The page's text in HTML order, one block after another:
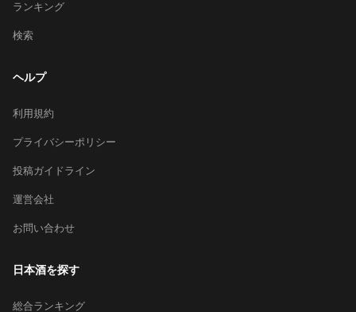
ランキング
検索
ヘルプ
利用規約
プライバシーポリシー
投稿ガイドライン
運営会社
お問い合わせ
日本酒を探す
総合ランキング